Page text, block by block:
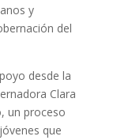
y
del
desde la
Clara
un proceso
que